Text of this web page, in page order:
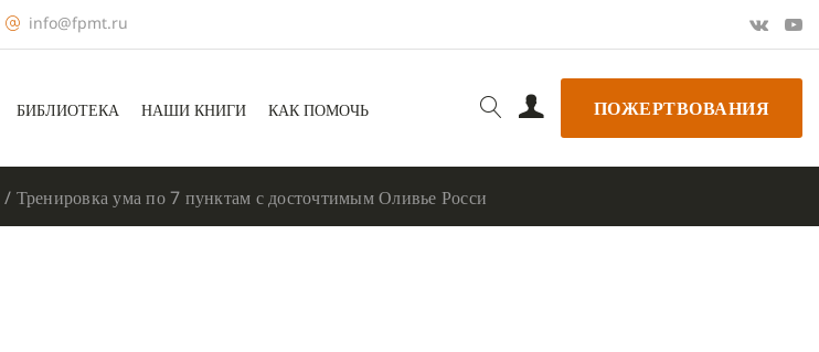
info@fpmt.ru
БИБЛИОТЕКА НАШИ КНИГИ КАК ПОМОЧЬ ПОЖЕРТВОВАНИЯ
/ Тренировка ума по 7 пунктам с досточтимым Оливье Росси